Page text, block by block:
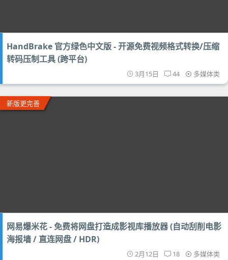
HandBrake 官方绿色中文版 - 开源免费视频格式转换/压缩
转码压制工具 (跨平台)
3月15日 44 多媒体类
新版更完善
网易爆米花 - 免费将网盘打造成影视库播放器 (自动刮削电影
海报墙 / 直连网盘 / HDR)
2月12日 18 多媒体类